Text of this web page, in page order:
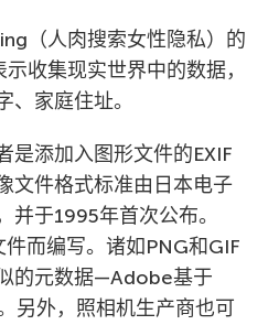
（人肉搜索女性隐私）的
收集现实世界中的数据，
、家庭住址。
是添加入图形文件的EXIF
文件格式标准由日本电子
于1995年首次公布。
件而编写。诸如PNG和GIF
的元数据—Adobe基于
另外，照相机生产商也可